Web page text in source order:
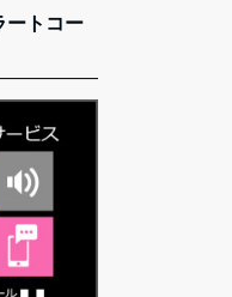
ートコー